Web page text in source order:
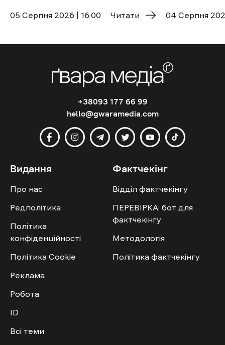
05 Cерпня 2026 | 16:00 Читати 04 Cерпня
+38093 177 66 99
hello@gwaramedia.com
Видання
Про нас
Редполітика
Політика
конфіденційності
Політика Cookie
Реклама
Робота
ID
Всі теми
Фактчекінг
Відділ фактчекінгу
ПЕРЕВІРКА: бот для
фактчекінгу
Методологія
Політика фактчекінгу